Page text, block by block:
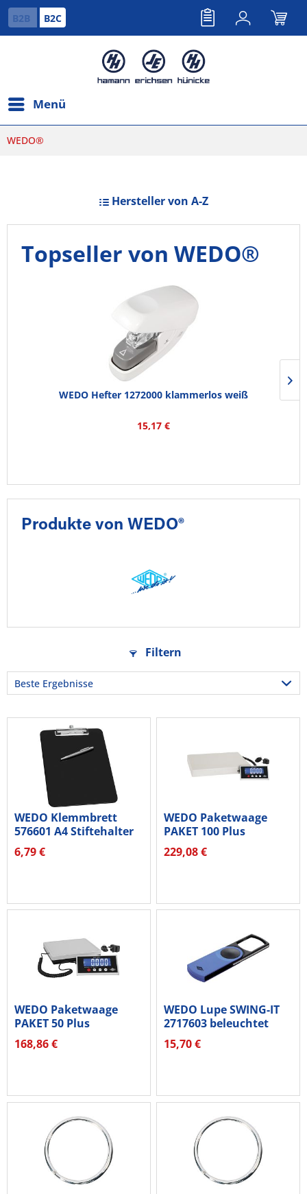
B2B B2C
Menü
WEDO®
Hersteller von A-Z
Topseller von WEDO®
WEDO Hefter 1272000 klammerlos weiß
15,17 €
Produkte von WEDO®
Filtern
WEDO Klemmbrett
576601 A4 Stiftehalter
Öse sw
6,79 €
WEDO Paketwaage
PAKET 100 Plus
507610010 100kg...
229,08 €
WEDO Paketwaage
PAKET 50 Plus
507605005 50kg...
168,86 €
WEDO Lupe SWING-IT
2717603 beleuchtet
3fach blau
15,70 €